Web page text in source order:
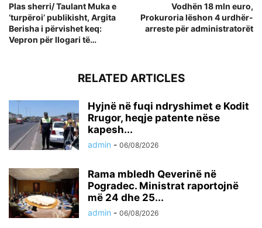
Plas sherri/ Taulant Muka e
‘turpëroi’ publikisht, Argita
Berisha i përvishet keq:
Vepron për llogari të…
Vodhën 18 mln euro,
Prokuroria lëshon 4 urdhër-
arreste për administratorët
RELATED ARTICLES
Hyjnë në fuqi ndryshimet e Kodit
Rrugor, heqje patente nëse
kapesh...
admin - 06/08/2026
Rama mbledh Qeverinë në
Pogradec. Ministrat raportojnë
më 24 dhe 25...
admin - 06/08/2026